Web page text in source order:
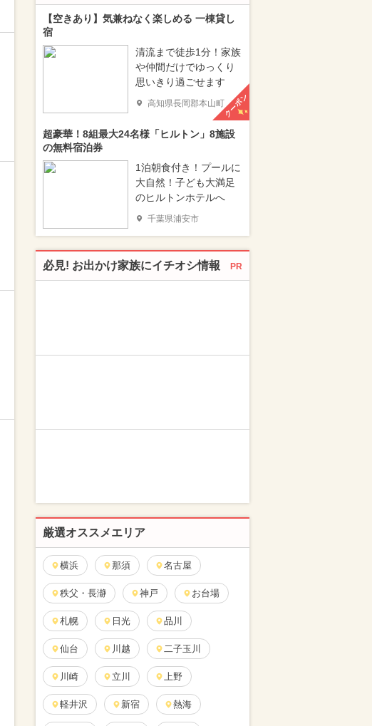
【空きあり】気兼ねなく楽しめる 一棟貸し
宿
清流まで徒歩1分！家族
や仲間だけでゆっくり
思いきり過ごせます
高知県長岡郡本山町クーポン
超豪華！8組最大24名様「ヒルトン」8施設
の無料宿泊券
1泊朝食付き！プールに
大自然！子ども大満足
のヒルトンホテルへ
千葉県浦安市
必見! お出かけ家族にイチオシ情報 PR
厳選オススメエリア
横浜 那須 名古屋
秩父・長瀞 神戸 お台場
札幌 日光 品川
仙台 川越 二子玉川
川崎 立川 上野
軽井沢 新宿 熱海